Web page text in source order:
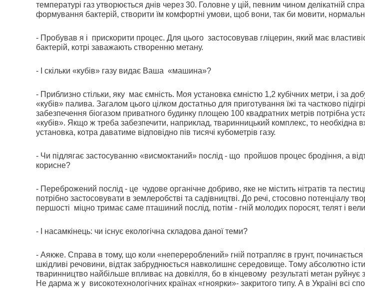
температурі газ утворюється днів через 30. Головне у цій, певним чином делікатній
формування бактерій, створити їм комфортні умови, щоб вони, так би мовити,
- Пробував я і прискорити процес. Для цього застосовував гліцерин, який має
бактерій, котрі заважають створенню метану.
- І скільки «кубів» газу видає Ваша «машина»?
- Приблизно стільки, яку має ємність. Моя установка ємністю 1,2 кубічних метри, і за
«кубів» палива. Загалом цього цілком достатньо для приготування їжі та частково
забезпечення біогазом приватного будинку площею 100 квадратних метрів потрібна
«кубів». Якщо ж треба забезпечити, наприклад, тваринницький комплекс, то необхідна
установка, котра даватиме відповідно пів тисячі кубометрів газу.
- Чи підлягає застосуванню «висмоктаний» послід - що пройшов процес бродіння, а
корисне?
- Переброжений послід - це чудове органічне добриво, яке не містить нітратів та
потрібно застосовувати в землеробстві та садівництві. До речі, стосовно потенціалу
першості міцно тримає саме пташиний послід, потім - гній молодих поросят, телят і
- І насамкінець: чи існує екологічна складова даної теми?
- Аякже. Справа в тому, що коли «неперероблений» гній потрапляє в грунт, починається
шкідливі речовини, відтак забруднюється навколишнє середовище. Тому абсолютно
тваринництво найбільше впливає на довкілля, бо в кінцевому результаті метан руйнує
Не дарма ж у високотехнологічних країнах «гноярки»- закритого типу. А в Україні всі